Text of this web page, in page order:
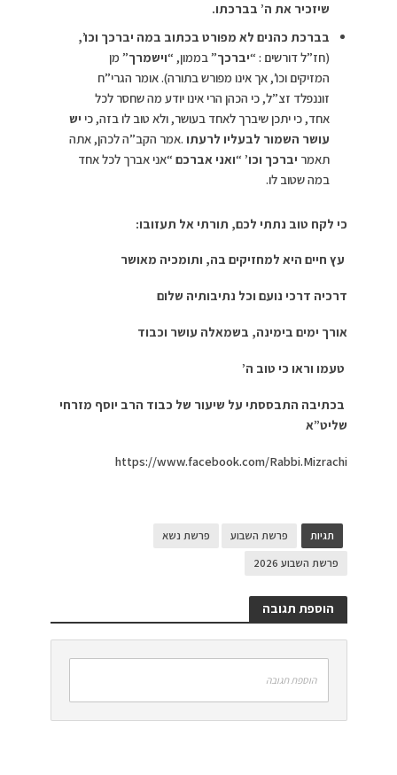
שיזכיר את ה’ בברכתו.
בברכת כהנים לא מפורט בכתוב במה יברכך וכו’,
(חז”ל דורשים : “יברכך” בממון, “וישמרך” מן
המזיקים וכו’, אך אינו מפורש בתורה). אומר הגרי”ח
זוננפלד זצ”ל, כי הכהן הרי אינו יודע מה שחסר לכל
אחד, כי יתכן שיברך לאחד בעושר, ולא טוב לו בזה, כי יש
עושר השמור לבעליו לרעתו .אמר הקב”ה לכהן, אתה
תאמר יברכך וכו’ “ואני אברכם “אני אברך לכל אחד
במה שטוב לו.
כי לקח טוב נתתי לכם, תורתי אל תעזובו:
עץ חיים היא למחזיקים בה, ותומכיה מאושר
דרכיה דרכי נועם וכל נתיבותיה שלום
אורך ימים בימינה, בשמאלה עושר וכבוד
טעמו וראו כי טוב ה’
בכתיבה התבססתי על שיעור של כבוד הרב יוסף מזרחי
שליט”א
https://www.facebook.com/Rabbi.Mizrachi
תגיות פרשת השבוע
פרשת נשא
פרשת השבוע 2026
הוספת תגובה
הוספת תגובה